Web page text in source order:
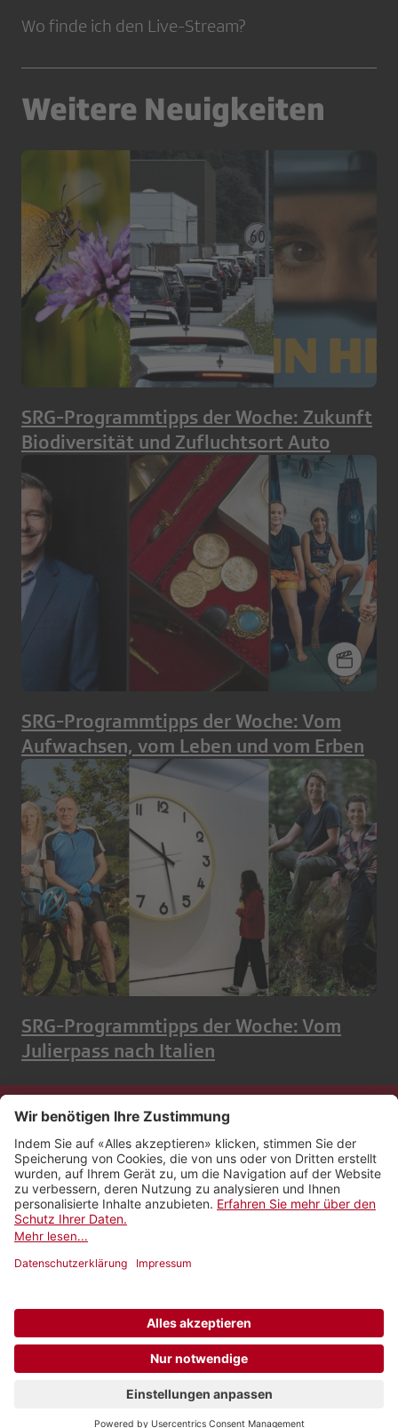
Wo finde ich den Live-Stream?
Weitere Neuigkeiten
SRG-Programmtipps der Woche: Zukunft
Biodiversität und Zufluchtsort Auto
SRG-Programmtipps der Woche: Vom
Aufwachsen, vom Leben und vom Erben
SRG-Programmtipps der Woche: Vom
Julierpass nach Italien
Kontakt
Impressum
Rechtliches
Netiquette
Newsletter abonnieren